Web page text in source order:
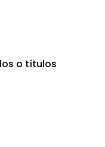
o títulos